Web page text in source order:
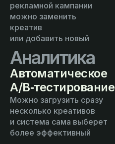
рекламной кампании
можно заменить
креатив
или добавить новый
Аналитика
Автоматическое
A/B‑тестирование
Можно загрузить сразу
несколько креативов
и система сама выберет
более эффективный